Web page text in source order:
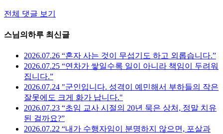
전체 댓글 보기
스님의하루 최신글
2026.07.26 “혼자 사는 것이 무섭기도 하고 외롭습니다.”
2026.07.25 “연차가 쌓일수록 일이 아니라 책임이 두려워
집니다.”
2026.07.24 "군인입니다. 성격이 예민해서 부하들의 작은
잘못에도 크게 화가 납니다."
2026.07.23 “초임 교사 시절의 20년 묵은 상처, 정말 치유
된 걸까요?”
2026.07.22 “내가 수행자임이 분명하지 않으면, 포살과